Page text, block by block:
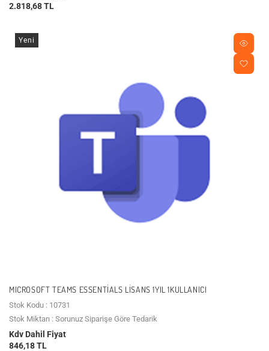
2.818,68 TL
Yeni
MICROSOFT TEAMS ESSENTIALS LISANS 1YIL 1KULLANICI
Stok Kodu : 10731
Stok Miktarı : Sorunuz Siparişe Göre Tedarik
Kdv Dahil Fiyat
846,18 TL